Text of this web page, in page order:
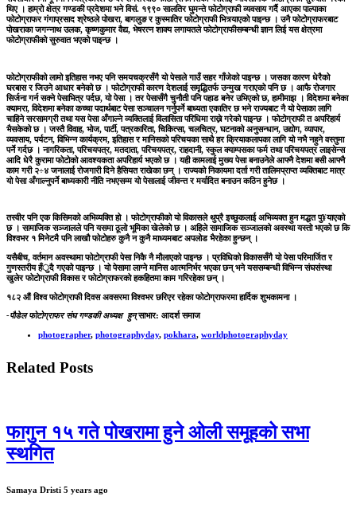
थिए । हाम्रो क्षेत्र गण्डकी प्रदेशमा भने विसं. १९९० सालतिर घुमन्ते फोटोग्राफी व्यवसाय गर्दै आएका पाल्पाका
फोटोग्राफर गंगाप्रसाद श्रेष्ठले पोखरा, बागलुङ र कुस्मातिर फोटोग्राफी भित्र्याएको पाइन्छ । उनै फोटोग्राफरबाट
पोखराका जगन्नाथ उलक, कृष्णकुमार वैद्य, भेषरत्न शाक्य लगायतले फोटोग्राफीसम्बन्धी ज्ञान लिई यस क्षेत्रमा
फोटोग्राफीको सुरुवात भएको पाइन्छ ।
फोटोग्राफीको लामो इतिहास नभए पनि समयचक्रसँगै यो पेसाले गाउँ सहर गाँजेको पाइन्छ । जसका कारण धेरैको
घरबास र जिउने आधार बनेको छ । फोटोग्राफी कारण देशलाई समृद्धितर्फ उन्मुख गराएको पनि छ । आफै रोजगार
सिर्जना गर्न सक्ने पेसाभित्र पर्दछ, यो पेसा । तर पेसासँगै चुनौती पनि पहाड बनेर उभिएको छ, हामीमाझ । विदेशमा बनेका
क्यामरा, विदेशमा बनेका कच्चा पदार्थबाट पेसा सञ्चालन गर्नुपर्ने बाध्यता एकातिर छ भने राज्यबाट नै यो पेसाका लागि
चाहिने सरसामग्री तथा यस पेसा अँगाल्ने व्यक्तिलाई विलासिता परिधिमा राख्ने गरेको पाइन्छ । फोटोग्राफी त अपरिहार्य
भैसकेको छ । जस्तै विवाह, भोज, पार्टी, पत्रकारिता, चिकित्सा, चलचित्र, घटनाको अनुसन्धान, उद्योग, व्यापार,
व्यवसाय, पर्यटन, विभिन्न कार्यक्रम, इतिहास र मानिसको परिचयका साथै हर क्रियाकलापका लागि यो नभै नहुने वस्तुमा
पर्ने गर्दछ । नागरिकता, परिचयपत्र, मतदाता, परिचयपत्र, राहदानी, स्कुल क्याम्पसका फर्म तथा परिचयपत्र लाइसेन्स
आदि धेरै कुरामा फोटोको आवश्यकता अपरिहार्य भएको छ । यही कामलाई मुख्य पेसा बनाउनेले आफ्नै देशमा बसी आफ्नै
काम गरी २÷४ जनालाई रोजगारी दिने हैसियत राखेका छन् । राज्यको निकायमा दर्ता गरी तालिमप्राप्त व्यक्तिबाट मात्र
यो पेसा अँगाल्नुपर्ने बाध्यकारी नीति नभएसम्म यो पेसालाई जीवन्त र मर्यादित बनाउन कठिन हुनेछ ।
तस्वीर पनि एक किसिमको अभिव्यक्ति हो । फोटोग्राफीको यो विकासले थुप्रै इच्छुकलाई अभिव्यक्त हुन मद्धत पु¥याएको
छ । सामाजिक सञ्जालले पनि यसमा ठूलो भूमिका खेलेको छ । अहिले सामाजिक सञ्जालको अवस्था यस्तो भएको छ कि
विश्वभर १ मिनेटमै पनि लाखौ फोटोहरु कुनै न कुनै माध्यमबाट अपलोड भैरहेका हुन्छन् ।
यसैबीच, वर्तमान अवस्थामा फोटोग्राफी पेसा निकै नै मौलाएको पाइन्छ । प्रविधिको विकाससँगै यो पेसा परिमार्जित र
गुणस्तरीय हँुदै गएको पाइन्छ । यो पेसामा लाग्ने मानिस आत्मनिर्भर भएका छन् भने यससम्बन्धी विभिन्न संघसंस्था
खुलेर फोटोग्राफी विकास र फोटोग्राफरको हकहितमा काम गरिरहेका छन् ।
१८२ औं विश्व फोटोग्राफी दिवस अवसरमा विश्वभर छरिएर रहेका फोटोग्राफरमा हार्दिक शुभकामना ।
-पाैडेल फोटोग्राफर संघ गण्डकी अध्यक्ष हुन्साभार: आदर्श समाज
photographer, photographyday, pokhara, worldphotographyday
Related Posts
फागुन १५ गते पोखरामा हुने ओली समूहको सभा
स्थगित
Samaya Dristi 5 years ago